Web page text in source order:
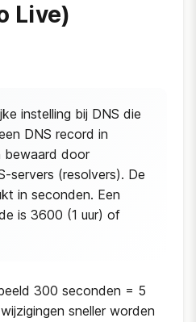
Live)
instelling bij DNS die
DNS record in
bewaard door
servers (resolvers). De
in seconden. Een
is 3600 (1 uur) of
300 seconden = 5
sneller worden